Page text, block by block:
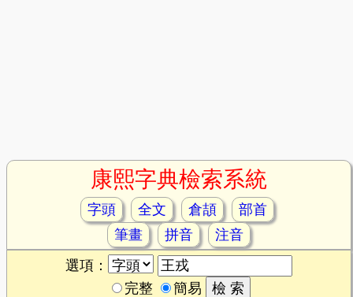
康熙字典檢索系統
字頭 全文 倉頡
部首
筆畫
拼音
注音
選項：
完整
簡易